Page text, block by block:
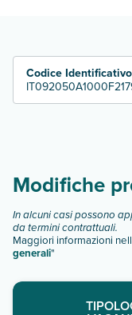
bilocale 4
trilocale 6
Scopri tutti i dettagli
Codice
Modifiche
In alcuni casi possono
da termini contrattuali.
Maggiori informazioni
generali"